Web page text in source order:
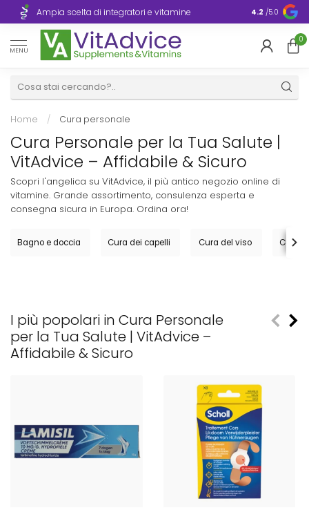
Ampia scelta di integratori e vitamine Consegna
Europa
4.2 /5.0
MENU
0
Home / Cura personale
Cura Personale per la Tua Salute |
VitAdvice – Affidabile & Sicuro
Scopri l'angelica su VitAdvice, il più antico negozio online di
vitamine. Grande assortimento, consulenza esperta e
consegna sicura in Europa. Ordina ora!
Bagno e doccia Cura dei capelli Cura del viso Cura
I più popolari in Cura Personale
per la Tua Salute | VitAdvice –
Affidabile & Sicuro